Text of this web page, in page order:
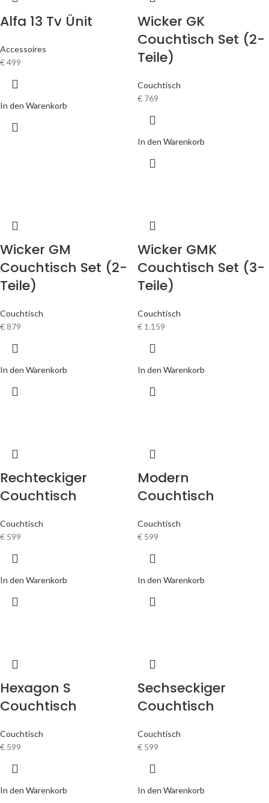
Alfa 13 Tv Ünit
Accessoires
€499
In den Warenkorb
Wicker GK
Couchtisch Set (2-
Teile)
Couchtisch
€ 769
In den Warenkorb
Wicker GM
Couchtisch Set (2-
Teile)
Couchtisch
€879
In den Warenkorb
Wicker GMK
Couchtisch Set (3-
Teile)
Couchtisch
€ 1.159
In den Warenkorb
Rechteckiger
Couchtisch
Couchtisch
€ 599
In den Warenkorb
Modern
Couchtisch
Couchtisch
€ 599
In den Warenkorb
Hexagon S
Couchtisch
Couchtisch
€ 599
In den Warenkorb
Sechseckiger
Couchtisch
Couchtisch
€ 599
In den Warenkorb